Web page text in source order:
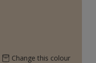
Change this colour